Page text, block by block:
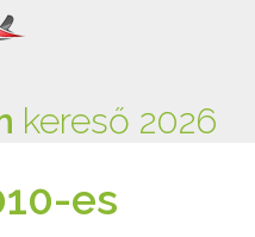
kereső 2026
es